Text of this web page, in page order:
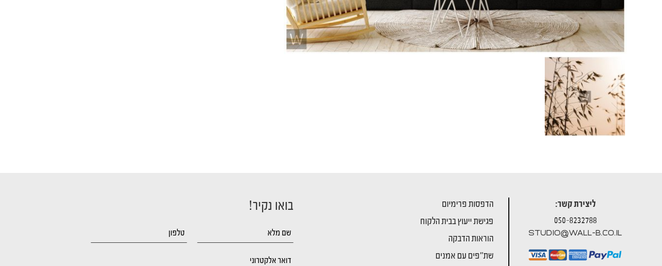
ליצירת קשר:
050-8232788
STUDIO@WALL-B.CO.IL
הדפסות פרימיום
פגישת ייעוץ בבית הלקוח
הוראות הדבקה
שת"פים עם אמנים
בואו נקיר!